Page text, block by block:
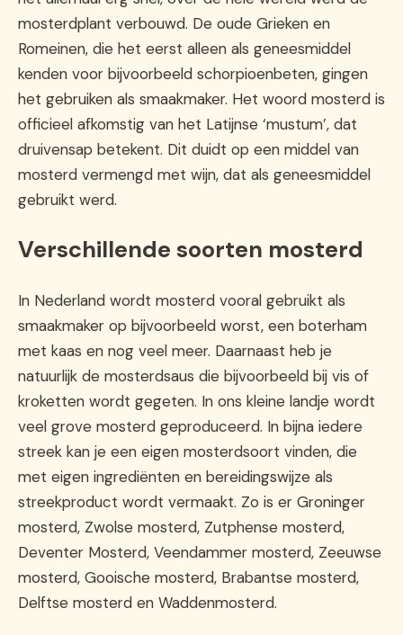
mosterdplant verbouwd. De oude Grieken en
Romeinen, die het eerst alleen als geneesmiddel
kenden voor bijvoorbeeld schorpioenbeten, gingen
het gebruiken als smaakmaker. Het woord mosterd is
officieel afkomstig van het Latijnse ‘mustum’, dat
druivensap betekent. Dit duidt op een middel van
mosterd vermengd met wijn, dat als geneesmiddel
gebruikt werd.
Verschillende soorten mosterd
In Nederland wordt mosterd vooral gebruikt als
smaakmaker op bijvoorbeeld worst, een boterham
met kaas en nog veel meer. Daarnaast heb je
natuurlijk de mosterdsaus die bijvoorbeeld bij vis of
kroketten wordt gegeten. In ons kleine landje wordt
veel grove mosterd geproduceerd. In bijna iedere
streek kan je een eigen mosterdsoort vinden, die
met eigen ingrediënten en bereidingswijze als
streekproduct wordt vermaakt. Zo is er Groninger
mosterd, Zwolse mosterd, Zutphense mosterd,
Deventer Mosterd, Veendammer mosterd, Zeeuwse
mosterd, Gooische mosterd, Brabantse mosterd,
Delftse mosterd en Waddenmosterd.